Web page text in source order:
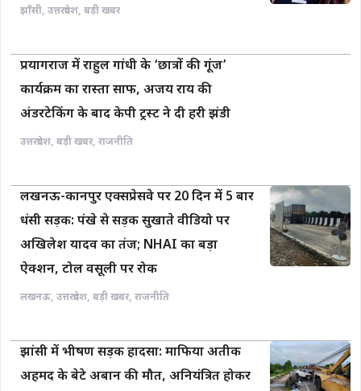
झाँसी, उत्तरप्रदेश, बड़ी खबर
प्रयागराज में राहुल गांधी के ‘छात्रों की गूंज’
कार्यक्रम का रास्ता साफ, अजय राय की
अंडरटेकिंग के बाद केपी ट्रस्ट ने दी हरी झंडी
उत्तरप्रदेश, बड़ी खबर, राजनीति
लखनऊ-कानपुर एक्सप्रेसवे पर 20 दिन में 5 बार
धंसी सड़क: पंखे से सड़क सुखाते वीडियो पर
अखिलेश यादव का तंज; NHAI का बड़ा
ऐक्शन, टोल वसूली पर रोक
लखनऊ, उत्तरप्रदेश, बड़ी खबर, राजनीति
झांसी में भीषण सड़क हादसा: माफिया अतीक
अहमद के बेटे अबान की मौत, अनियंत्रित होकर